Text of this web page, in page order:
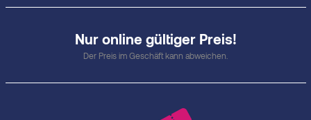
Nur online gültiger Preis!
Der Preis im Geschäft kann abweichen.